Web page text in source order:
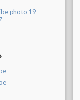
photo 19